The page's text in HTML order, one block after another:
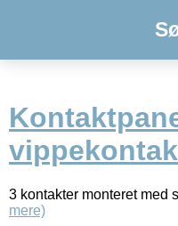
3 kontakter monteret med
mere)